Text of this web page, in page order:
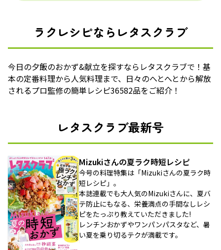
ラクレシピならレタスクラブ
今日の夕飯のおかず&献立を探すならレタスクラブで！基
本の定番料理から人気料理まで、日々のへとへとから解放
されるプロ監修の簡単レシピ36582品をご紹介！
レタスクラブ最新号
Mizukiさんの夏ラク時短レシピ
今号の料理特集は「Mizukiさんの夏ラク時
短レシピ」。
本誌連載でも大人気のMizukiさんに、夏バ
テ防止にもなる、栄養満点の手間なしレシ
ピをたっぷり教えていただきました!
レンチンおかずやワンパンパスタなど、暑
い夏を乗り切るテクが満載です。